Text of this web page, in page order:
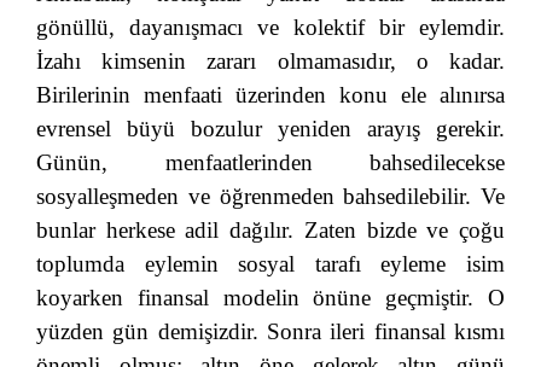
gönüllü, dayanışmacı ve kolektif bir eylemdir.
İzahı kimsenin zararı olmamasıdır, o kadar.
Birilerinin menfaati üzerinden konu ele alınırsa
evrensel büyü bozulur yeniden arayış gerekir.
Günün, menfaatlerinden bahsedilecekse
sosyalleşmeden ve öğrenmeden bahsedilebilir. Ve
bunlar herkese adil dağılır. Zaten bizde ve çoğu
toplumda eylemin sosyal tarafı eyleme isim
koyarken finansal modelin önüne geçmiştir. O
yüzden gün demişizdir. Sonra ileri finansal kısmı